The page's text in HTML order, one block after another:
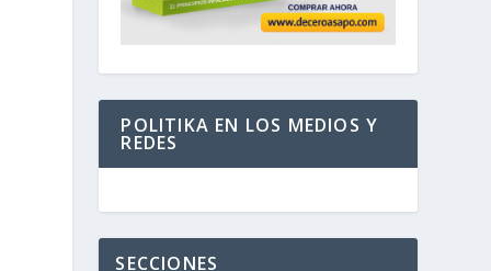
POLITIKA EN LOS MEDIOS Y
REDES
SECCIONES